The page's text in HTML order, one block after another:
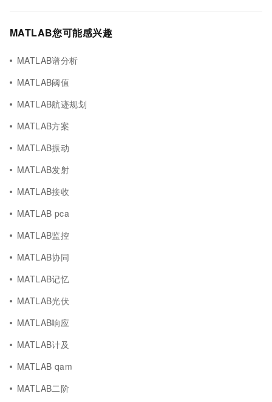
MATLAB您可能感兴趣
MATLAB谱分析
MATLAB阈值
MATLAB航迹规划
MATLAB方案
MATLAB振动
MATLAB发射
MATLAB接收
MATLAB pca
MATLAB监控
MATLAB协同
MATLAB记忆
MATLAB光伏
MATLAB响应
MATLAB计及
MATLAB qam
MATLAB二阶